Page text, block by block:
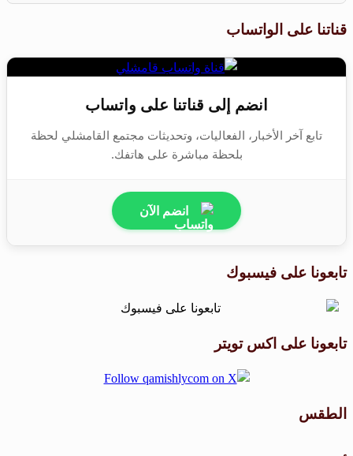
قناتنا على الواتساب
انضم إلى قناتنا على واتساب
تابع آخر الأخبار، الفعاليات، وتحديثات مجتمع القامشلي لحظة
بلحظة مباشرة على هاتفك.
انضم الآن
تابعونا على فيسبوك
تابعونا على اكس تويتر
الطقس